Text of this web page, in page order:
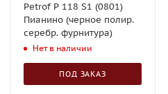
Petrof P 118 S1 (0801)
Пианино (черное полир.
серебр. фурнитура)
Нет в наличии
ПОД ЗАКАЗ